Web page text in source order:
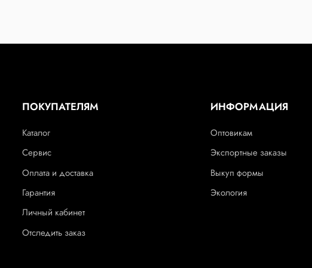
ПОКУПАТЕЛЯМ
Каталог
Сервис
Оплата и доставка
Гарантия
Личный кабинет
Отследить заказ
ИНФОРМАЦИЯ
Оптовикам
Экспортные заказы
Выкуп формы
Экология